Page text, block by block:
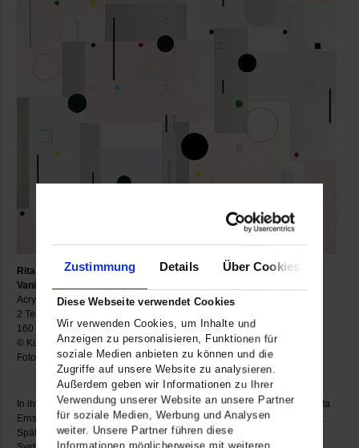
Zustimmung Details Über Cookies
Diese Webseite verwendet Cookies
Wir verwenden Cookies, um Inhalte und
Anzeigen zu personalisieren, Funktionen für
soziale Medien anbieten zu können und die
Zugriffe auf unsere Website zu analysieren.
Außerdem geben wir Informationen zu Ihrer
Verwendung unserer Website an unsere Partner
für soziale Medien, Werbung und Analysen
weiter. Unsere Partner führen diese
Informationen möglicherweise mit weiteren
Rita Ernst
Vanishing Point II, 2005
Acryl auf Leinwand
2 Teile
160 x 160 cm
© Künstlerin
Foto: Gerhard Sauer
In ihrem Mitte der Siebzigerjahre einsetzenden Frühwerk integrierte Rita
Ernst geometrische Elemente und skripturale Zeichen in Quadratraster.
Später deformierte sie die Ordnungssysteme und brach die strenge